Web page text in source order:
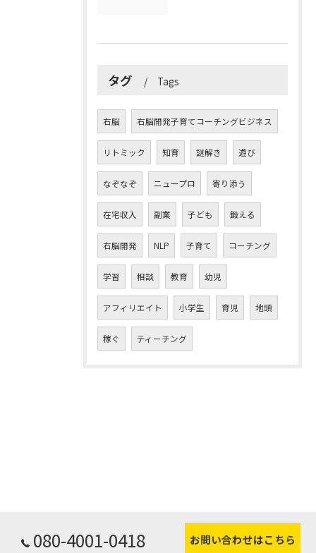
タグ Tags
右脳 右脳開発子育てコーチングビジネス
リトミック 知育 謎解き 遊び
なぞなぞ ニュープロ 寄り添う
在宅収入 副業 子ども 鍛える
右脳開発 NLP 子育て コーチング
学習 相談 教育 幼児
アフィリエイト 小学生 育児 地頭
稼ぐ ティーチング
080-4001-0418 お問い合わせはこちら